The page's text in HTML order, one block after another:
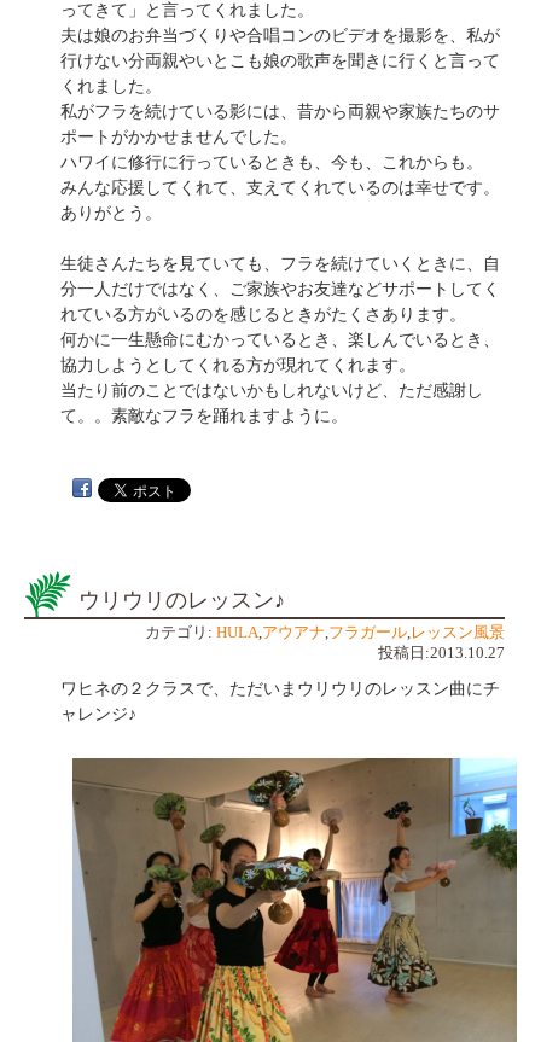
ってきて」と言ってくれました。
夫は娘のお弁当づくりや合唱コンのビデオを撮影を、私が
行けない分両親やいとこも娘の歌声を聞きに行くと言って
くれました。
私がフラを続けている影には、昔から両親や家族たちのサ
ポートがかかせませんでした。
ハワイに修行に行っているときも、今も、これからも。
みんな応援してくれて、支えてくれているのは幸せです。
ありがとう。
生徒さんたちを見ていても、フラを続けていくときに、自
分一人だけではなく、ご家族やお友達などサポートしてく
れている方がいるのを感じるときがたくさあります。
何かに一生懸命にむかっているとき、楽しんでいるとき、
協力しようとしてくれる方が現れてくれます。
当たり前のことではないかもしれないけど、ただ感謝し
て。。素敵なフラを踊れますように。
ウリウリのレッスン♪
カテゴリ: HULA,アウアナ,フラガール,レッスン風景
投稿日:2013.10.27
ワヒネの２クラスで、ただいまウリウリのレッスン曲にチ
ャレンジ♪